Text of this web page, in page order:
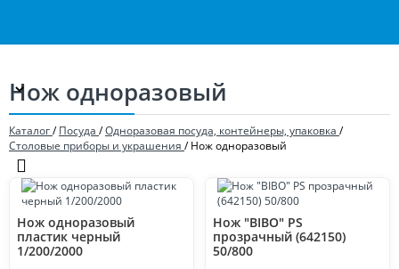
Нож одноразовый
Каталог/Посуда /Одноразовая посуда, контейнеры, упаковка /
Столовые приборы и украшения /Нож одноразовый
Нож одноразовый
пластик черный
1/200/2000
Нож "BIBO" PS
прозрачный (642150)
50/800